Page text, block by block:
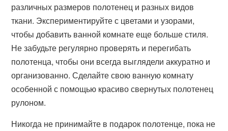
различных размеров полотенец и разных видов
ткани. Экспериментируйте с цветами и узорами,
чтобы добавить ванной комнате еще больше стиля.
Не забудьте регулярно проверять и перегибать
полотенца, чтобы они всегда выглядели аккуратно и
организованно. Сделайте свою ванную комнату
особенной с помощью красиво свернутых полотенец
рулоном.
Никогда не принимайте в подарок полотенце, пока не